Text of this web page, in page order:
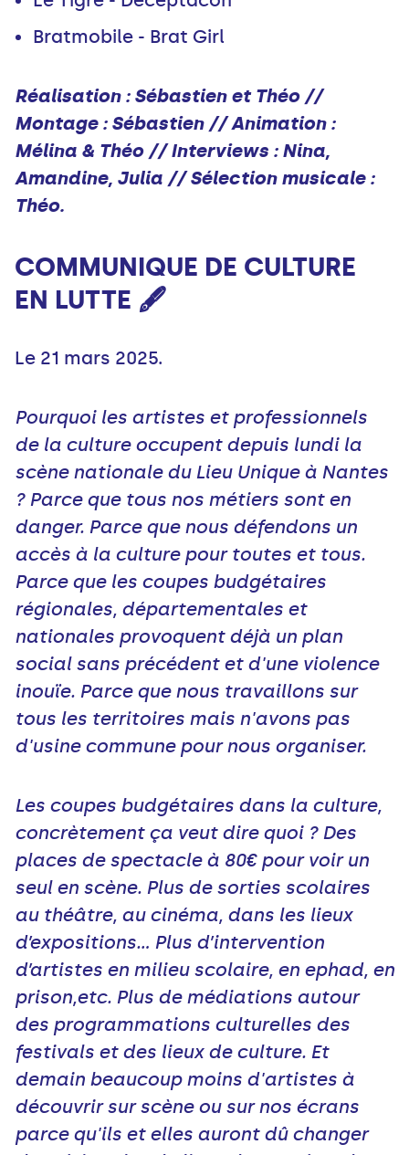
Bratmobile - Brat Girl
Réalisation : Sébastien et Théo //
Montage : Sébastien // Animation :
Mélina & Théo // Interviews : Nina,
Amandine, Julia // Sélection musicale :
Théo.
COMMUNIQUE DE CULTURE
EN LUTTE 🖋
Le 21 mars 2025.
Pourquoi les artistes et professionnels
de la culture occupent depuis lundi la
scène nationale du Lieu Unique à Nantes
? Parce que tous nos métiers sont en
danger. Parce que nous défendons un
accès à la culture pour toutes et tous.
Parce que les coupes budgétaires
régionales, départementales et
nationales provoquent déjà un plan
social sans précédent et d'une violence
inouïe. Parce que nous travaillons sur
tous les territoires mais n'avons pas
d'usine commune pour nous organiser.
Les coupes budgétaires dans la culture,
concrètement ça veut dire quoi ? Des
places de spectacle à 80€ pour voir un
seul en scène. Plus de sorties scolaires
au théâtre, au cinéma, dans les lieux
d’expositions... Plus d’intervention
d’artistes en milieu scolaire, en ephad, en
prison,etc. Plus de médiations autour
des programmations culturelles des
festivals et des lieux de culture. Et
demain beaucoup moins d'artistes à
découvrir sur scène ou sur nos écrans
parce qu'ils et elles auront dû changer